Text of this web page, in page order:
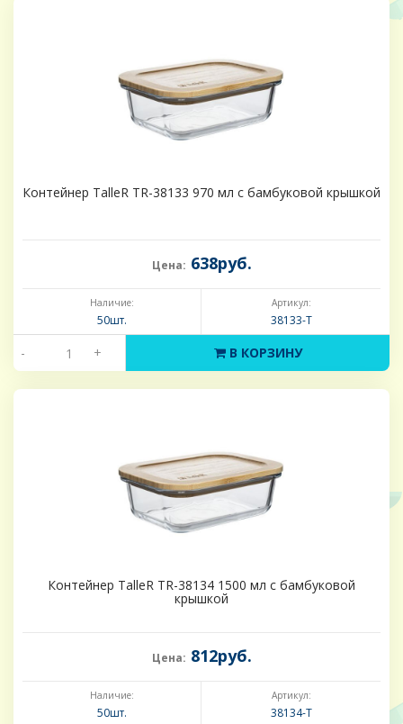
Контейнер TalleR TR-38133 970 мл с бамбуковой крышкой
Цена: 638руб.
Наличие:
50шт.
Артикул:
38133-Т
- + В КОРЗИНУ
Контейнер TalleR TR-38134 1500 мл с бамбуковой
крышкой
Цена: 812руб.
Наличие:
50шт.
Артикул:
38134-Т